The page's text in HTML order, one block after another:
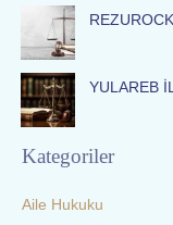
YULAREB
Kategoriler
Aile Hukuku